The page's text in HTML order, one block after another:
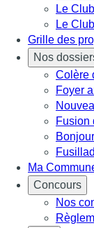
Le
Le
Grille des
Nos
Colère
Foyer
Fusion
Ma
Concours
Nos